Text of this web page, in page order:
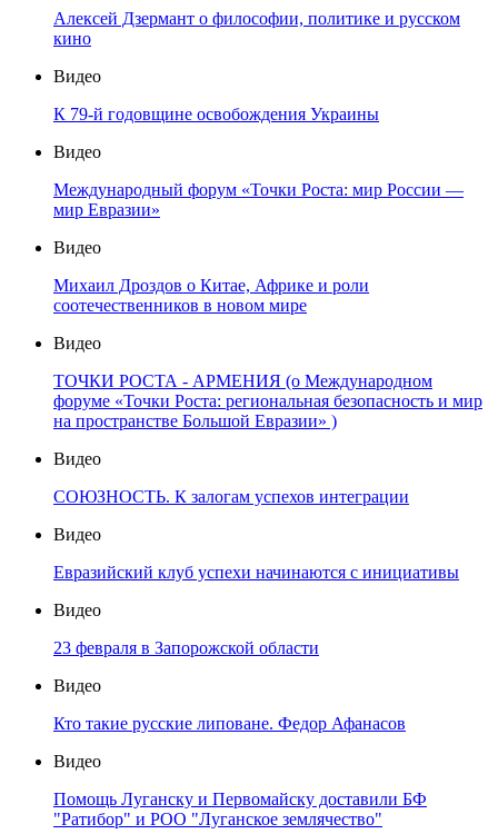
Алексей Дзермант о философии, политике и русском
кино
Видео
К 79-й годовщине освобождения Украины
Видео
Международный форум «Точки Роста: мир России —
мир Евразии»
Видео
Михаил Дроздов о Китае, Африке и роли
соотечественников в новом мире
Видео
ТОЧКИ РОСТА - АРМЕНИЯ (о Международном
форуме «Точки Роста: региональная безопасность и мир
на пространстве Большой Евразии» )
Видео
СОЮЗНОСТЬ. К залогам успехов интеграции
Видео
Евразийский клуб успехи начинаются с инициативы
Видео
23 февраля в Запорожской области
Видео
Кто такие русские липоване. Федор Афанасов
Видео
Помощь Луганску и Первомайску доставили БФ
"Ратибор" и РОО "Луганское землячество"